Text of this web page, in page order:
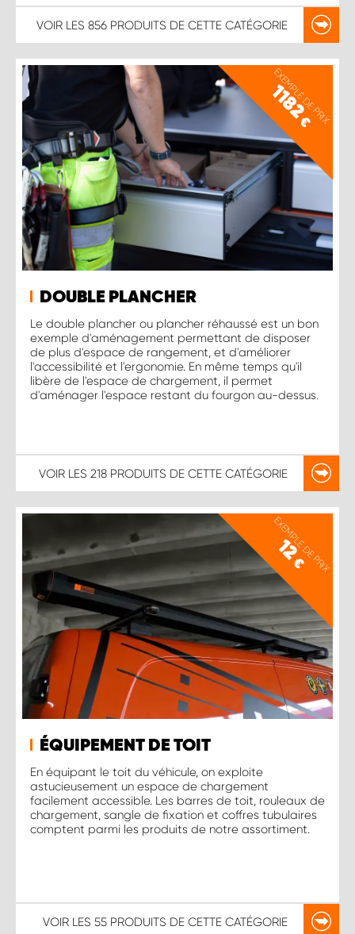
VOIR LES 856 PRODUITS DE CETTE CATÉGORIE
EXEMPLE DE PRIX
1182
€
DOUBLE PLANCHER
Le double plancher ou plancher réhaussé est un bon
exemple d'aménagement permettant de disposer
de plus d'espace de rangement, et d'améliorer
l'accessibilité et l'ergonomie. En même temps qu'il
libère de l'espace de chargement, il permet
d'aménager l'espace restant du fourgon au-dessus.
VOIR LES 218 PRODUITS DE CETTE CATÉGORIE
EXEMPLE DE PRIX
12
€
ÉQUIPEMENT DE TOIT
En équipant le toit du véhicule, on exploite
astucieusement un espace de chargement
facilement accessible. Les barres de toit, rouleaux de
chargement, sangle de fixation et coffres tubulaires
comptent parmi les produits de notre assortiment.
VOIR LES 55 PRODUITS DE CETTE CATÉGORIE